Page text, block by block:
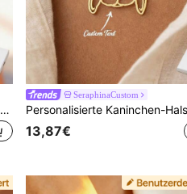
Personalisiertes Herz-förmiges Geburtsstein-Armband, kann mit verschiedenen Geburtssteinen individualisiert werden. Herz-förmiges Geburtsstein-Armband, Jahrestags-Geschenk, Geburtstags-Geschenk, Weihnachts-Geschenk, Muttertags-Geschenk.
SeraphinaCustom
13,87€